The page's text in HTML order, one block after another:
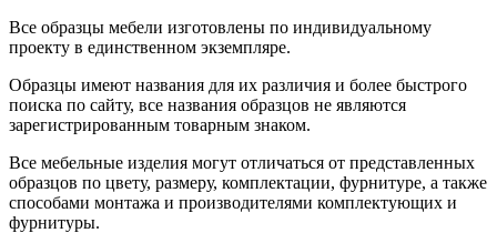
Все образцы мебели изготовлены по индивидуальному
проекту в единственном экземпляре.
Образцы имеют названия для их различия и более быстрого
поиска по сайту, все названия образцов не являются
зарегистрированным товарным знаком.
Все мебельные изделия могут отличаться от представленных
образцов по цвету, размеру, комплектации, фурнитуре, а также
способами монтажа и производителями комплектующих и
фурнитуры.